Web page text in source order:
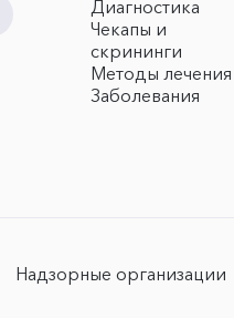
Диагностика
Чекапы и
скрининги
Методы лечения
Заболевания
Надзорные организации